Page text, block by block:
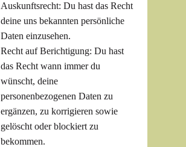
Auskunftsrecht: Du hast das Recht
deine uns bekannten persönliche
Daten einzusehen.
Recht auf Berichtigung: Du hast
das Recht wann immer du
wünscht, deine
personenbezogenen Daten zu
ergänzen, zu korrigieren sowie
gelöscht oder blockiert zu
bekommen.